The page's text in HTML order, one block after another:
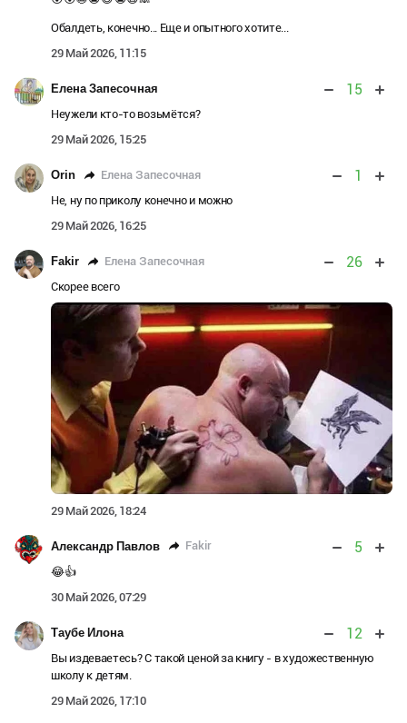
Обалдеть, конечно... Еще и опытного хотите...
29 Май 2026, 11:15
Елена Запесочная 15
Неужели кто-то возьмётся?
29 Май 2026, 15:25
Orin Елена Запесочная 1
Не, ну по приколу конечно и можно
29 Май 2026, 16:25
Fakir Елена Запесочная 26
Скорее всего
29 Май 2026, 18:24
Александр Павлов Fakir 5
😂👍
30 Май 2026, 07:29
Таубе Илона 12
Вы издеваетесь? С такой ценой за книгу - в художественную
школу к детям.
29 Май 2026, 17:10